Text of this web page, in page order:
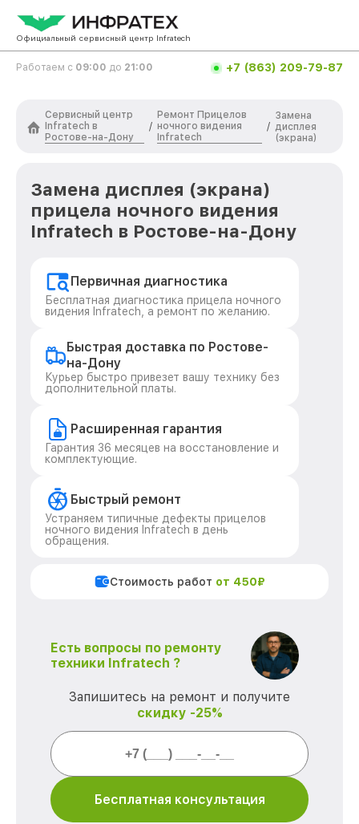
Официальный сервисный центр Infratech
Работаем с 09:00 до 21:00 +7 (863) 209-79-87
Сервисный центр
Infratech в
Ростове-на-Дону
/
Ремонт Прицелов
ночного видения
Infratech
/
Замена
дисплея
(экрана)
Замена дисплея (экрана)
прицела ночного видения
Infratech в Ростове-на-Дону
Первичная диагностика
Бесплатная диагностика прицела ночного
видения Infratech, а ремонт по желанию.
Быстрая доставка по Ростове-
на-Дону
Курьер быстро привезет вашу технику без
дополнительной платы.
Расширенная гарантия
Гарантия 36 месяцев на восстановление и
комплектующие.
Быстрый ремонт
Устраняем типичные дефекты прицелов
ночного видения Infratech в день
обращения.
Стоимость работ от 450₽
Есть вопросы по ремонту
техники Infratech ?
Запишитесь на ремонт и получите
скидку -25%
Бесплатная консультация